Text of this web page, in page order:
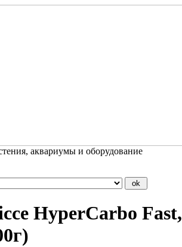
аквариумы и оборудование
HyperCarbo Fast,